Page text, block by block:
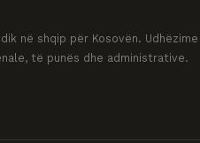
në shqip për Kosovën.
të punës dhe administrative.